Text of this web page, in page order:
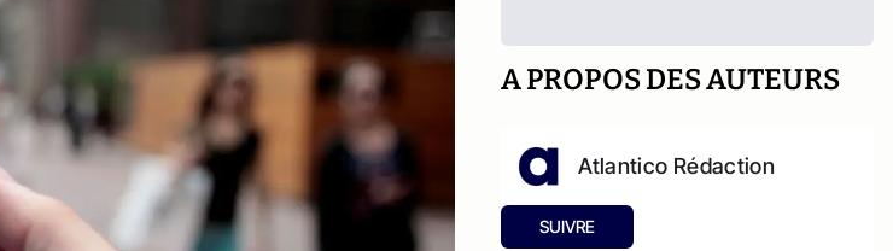
A PROPOS DES AUTEURS
Atlantico Rédaction
SUIVRE